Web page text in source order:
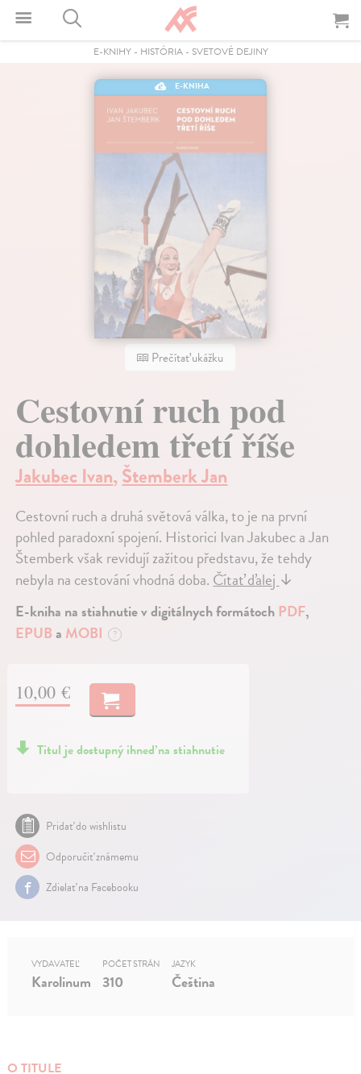
E-KNIHY- HISTÓRIA- SVETOVÉ DEJINY
E-KNIHA
Prečítať ukážku
Cestovní ruch pod
dohledem třetí říše
Jakubec Ivan,Štemberk Jan
Cestovní ruch a druhá světová válka, to je na první
pohled paradoxní spojení. Historici Ivan Jakubec a Jan
Štemberk však revidují zažitou představu, že tehdy
nebyla na cestování vhodná doba. Čítať ďalej ↓
E-kniha na stiahnutie v digitálnych formátochPDF,
EPUBa MOBI ?
10,00 €
Titul je dostupný ihneď na stiahnutie
Pridať do wishlistu
Odporučiť známemu
Zdielať na Facebooku
O TITULE
VYDAVATEĽ
Karolinum
POČET STRÁN
310
JAZYK
Čeština